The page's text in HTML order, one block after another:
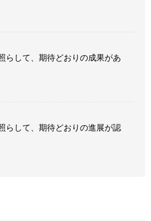
らして、期待どおりの成果があ
らして、期待どおりの進展が認